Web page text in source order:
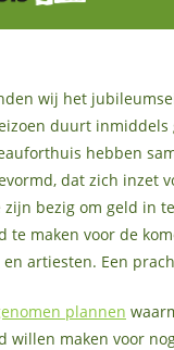
wij het
duurt inmiddels
hebben
dat zich inzet
zijn bezig om geld in
te maken voor de
artiesten. Een
plannen
willen maken voor